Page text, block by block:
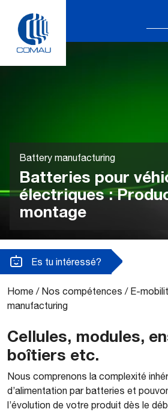
content
Battery manufacturing
Batteries pour
électriques :
montage
Es tu intéressé?
Home / Nos compétences / E-
manufacturing
Cellules, modules,
boîtiers etc.
​Nous comprenons la complexité
d’alimentation par batteries et
l’évolution de votre produit dès le